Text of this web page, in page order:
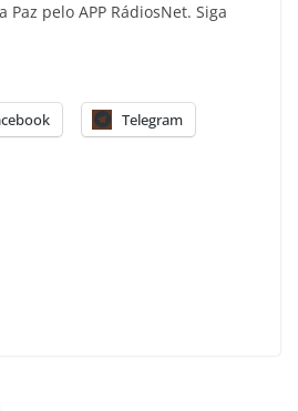
pelo APP RádiosNet. Siga
Telegram